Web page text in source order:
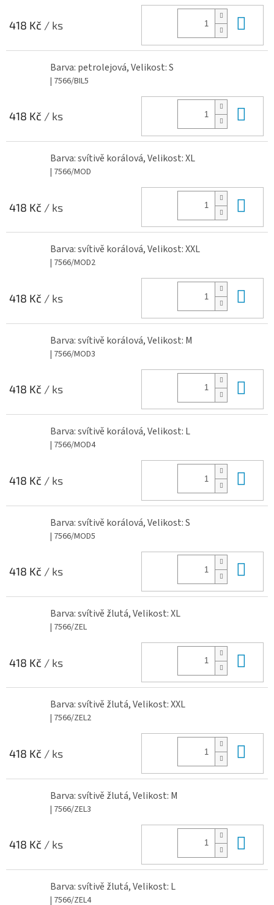
418 Kč / ks
Barva: petrolejová, Velikost: S
| 7566/BIL5
418 Kč / ks
Barva: svítivě korálová, Velikost: XL
| 7566/MOD
418 Kč / ks
Barva: svítivě korálová, Velikost: XXL
| 7566/MOD2
418 Kč / ks
Barva: svítivě korálová, Velikost: M
| 7566/MOD3
418 Kč / ks
Barva: svítivě korálová, Velikost: L
| 7566/MOD4
418 Kč / ks
Barva: svítivě korálová, Velikost: S
| 7566/MOD5
418 Kč / ks
Barva: svítivě žlutá, Velikost: XL
| 7566/ZEL
418 Kč / ks
Barva: svítivě žlutá, Velikost: XXL
| 7566/ZEL2
418 Kč / ks
Barva: svítivě žlutá, Velikost: M
| 7566/ZEL3
418 Kč / ks
Barva: svítivě žlutá, Velikost: L
| 7566/ZEL4